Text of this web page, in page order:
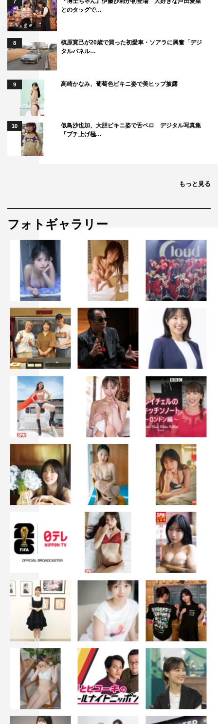
7
とのタッグで…
8
槙原寛己が20歳で買った初愛車・ソアラに興奮「デジ
タルパネル…
9 高崎かなみ、葡萄色ビキニ姿で美ヒップ披露
10
似鳥沙也加、大胆ビキニ姿で舌ペロ デジタル写真集
「ブチ上げ極…
もっと見る
フォトギャラリー